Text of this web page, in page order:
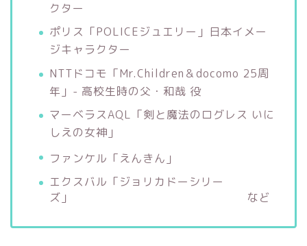
クター
ポリス「POLICEジュエリー」日本イメー
ジキャラクター
NTTドコモ「Mr.Children＆docomo 25周
年」- 高校生時の父・和哉 役
マーベラスAQL「剣と魔法のログレス いに
しえの女神」
ファンケル「えんきん」
エクスバル「ジョリカドーシリー
ズ」 など